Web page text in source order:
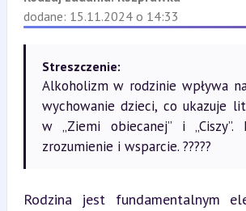
dodane: 15.11.2024 o 14:33
Streszczenie:
Alkoholizm w rodzinie wpływa
wychowanie dzieci, co ukazuje
w „Ziemi obiecanej” i „Ciszy”.
zrozumienie i wsparcie. ??‍?‍?‍?
Rodzina jest fundamentalnym